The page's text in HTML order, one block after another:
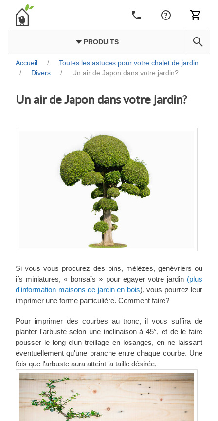
PRODUITS
Accueil /
Toutes les astuces pour votre chalet de jardin
/
Divers / Un air de Japon dans votre jardin?
Un air de Japon dans votre jardin?
Si vous vous procurez des pins, mélèzes, genévriers ou
ifs miniatures, « bonsaïs » pour egayer votre jardin (plus
d'information maisons de jardin en bois), vous pourrez leur
imprimer une forme particulière. Comment faire?
Pour imprimer des courbes au tronc, il vous suffira de
planter l'arbuste selon une inclinaison à 45°, et de le faire
pousser le long d'un treillage en losanges, en ne laissant
éventuellement qu'une branche entre chaque courbe. Une
fois que l'arbuste aura atteint la taille désirée,